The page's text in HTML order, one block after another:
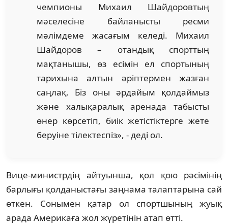
чемпионы Михаил Шайдоровтың
мәселесіне байланысты ресми
мәлімдеме жасағым келеді. Михаил
Шайдоров – отандық спорттың
мақтанышы, өз есімін ел спортының
тарихына алтын әріптермен жазған
саңлақ. Біз оны әрдайым қолдаймыз
және халықаралық аренада табысты
өнер көрсетіп, биік жетістіктерге жете
беруіне тілектеспіз», - деді ол.
Вице-министрдің айтуынша, қол қою рәсімінің
барлығы қолданыстағы заңнама талаптарына сай
өткен. Сонымен қатар ол спортшының жуық
арада Америкаға жол жүретінін атап өтті.